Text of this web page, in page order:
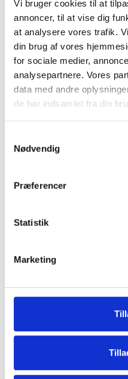
Vi bruger cookies til at
annoncer, til at vise dig
at analysere vores trafik.
din brug af vores
for sociale medier,
analysepartnere. Vores
data med andre
de har indsamlet fra din
Nødvendig
Præferencer
Statistik
Marketing
Skostr. 39-42